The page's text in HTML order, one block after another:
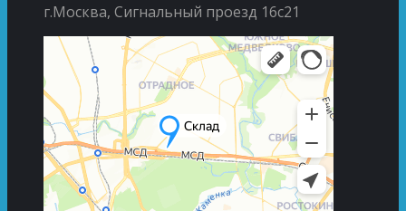
г.Москва, Сигнальный проезд 16с21